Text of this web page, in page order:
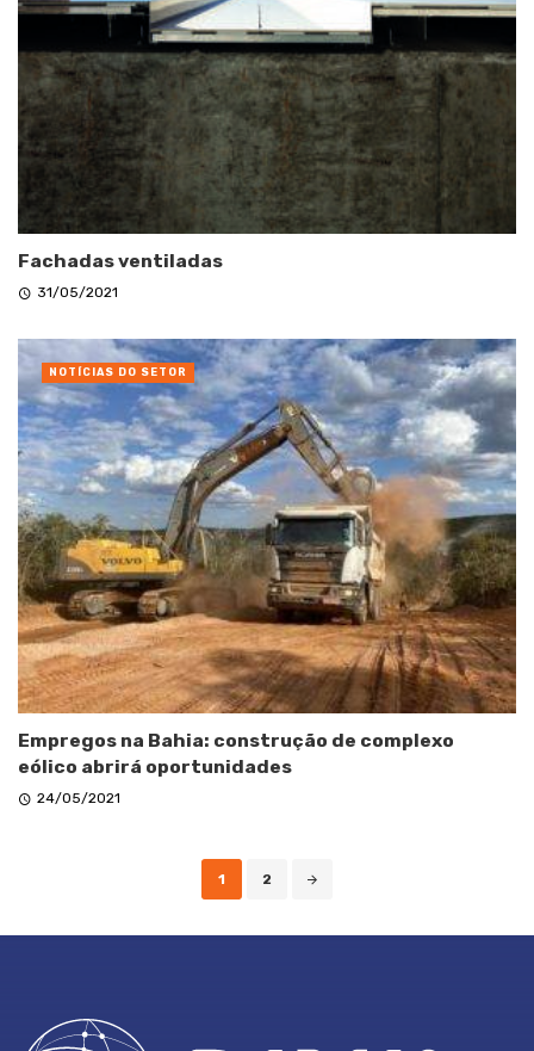
Fachadas ventiladas
31/05/2021
Empregos na Bahia: construção de complexo
eólico abrirá oportunidades
24/05/2021
NOTÍCIAS DO SETOR
1 2